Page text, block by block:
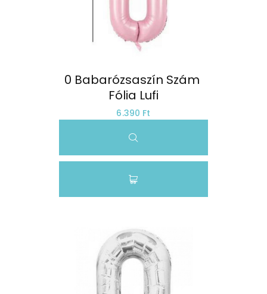
0 Babarózsaszín Szám
Fólia Lufi
6.390 Ft